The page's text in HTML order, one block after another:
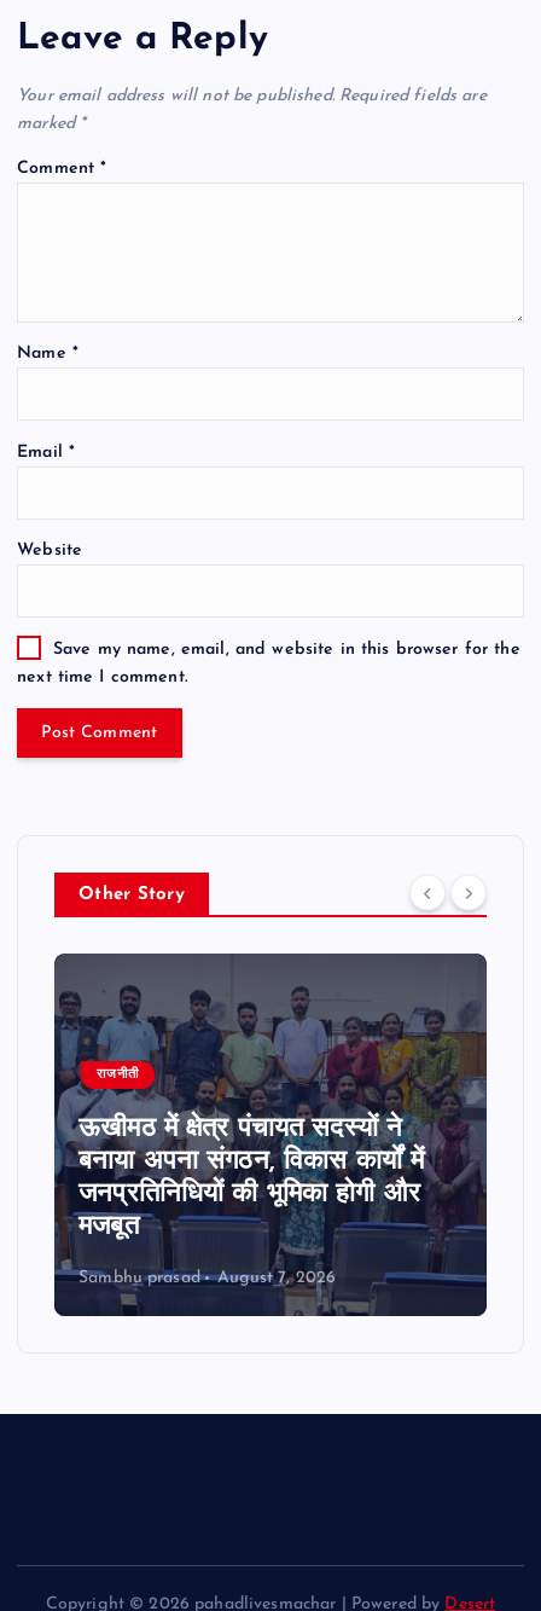
Leave a Reply
Your email address will not be published. Required fields are
marked *
Comment*
Name *
Email *
Website
Save my name, email, and website in this browser for the
next time I comment.
Other Story
राजनीती
ऊखीमठ में क्षेत्र पंचायत सदस्यों ने
बनाया अपना संगठन, विकास कार्यों में
जनप्रतिनिधियों की भूमिका होगी और
मजबूत
Sambhu prasad August 7, 2026
Copyright © 2026 pahadlivesmachar | Powered by Desert